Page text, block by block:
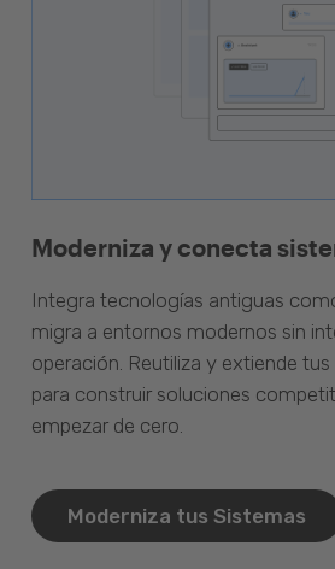
Moderniza y conecta
Integra tecnologías antiguas
migra a entornos modernos sin
operación. Reutiliza y extiende
para construir soluciones
empezar de cero.
Moderniza tus Sistemas